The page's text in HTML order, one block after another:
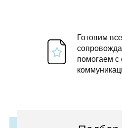
Готовим
помогаем